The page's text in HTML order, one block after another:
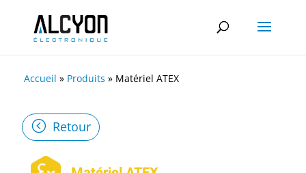
Accueil » Produits » Matériel ATEX
Retour